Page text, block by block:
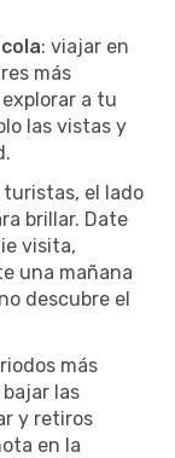
: viajar en
más
a tu
las vistas y
turistas, el lado
brillar. Date
visita,
una mañana
descubre el
más
las
y retiros
en la